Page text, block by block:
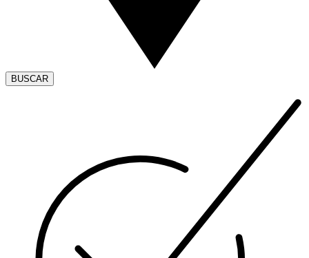
BUSCAR